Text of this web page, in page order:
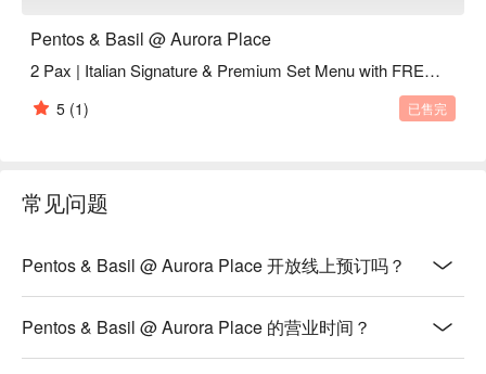
Pentos & Basil @ Aurora Place
2 Pax | Italian Signature & Premium Set Menu with FREE Dessert
5 (1) 已售完
常见问题
Pentos & Basil @ Aurora Place 开放线上预订吗？
Pentos & Basil @ Aurora Place 的营业时间？